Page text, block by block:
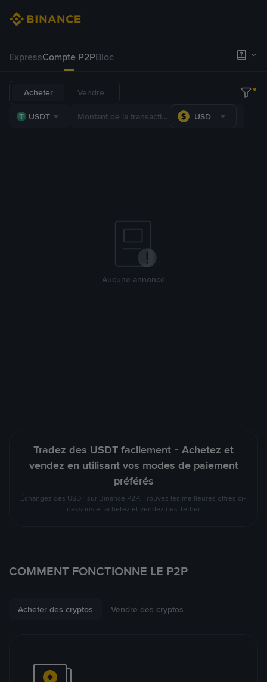
ExpressCompte P2PBloc
Acheter Vendre
USDT USD
Aucune annonce
Tradez des USDT facilement - Achetez et
vendez en utilisant vos modes de paiement
préférés
Échangez des USDT sur Binance P2P. Trouvez les meilleures offres ci-
dessous et achetez et vendez des Tether
COMMENT FONCTIONNE LE P2P
Acheter des cryptos Vendre des cryptos